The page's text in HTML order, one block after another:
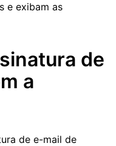
e exibam as
de
a
de e-mail de